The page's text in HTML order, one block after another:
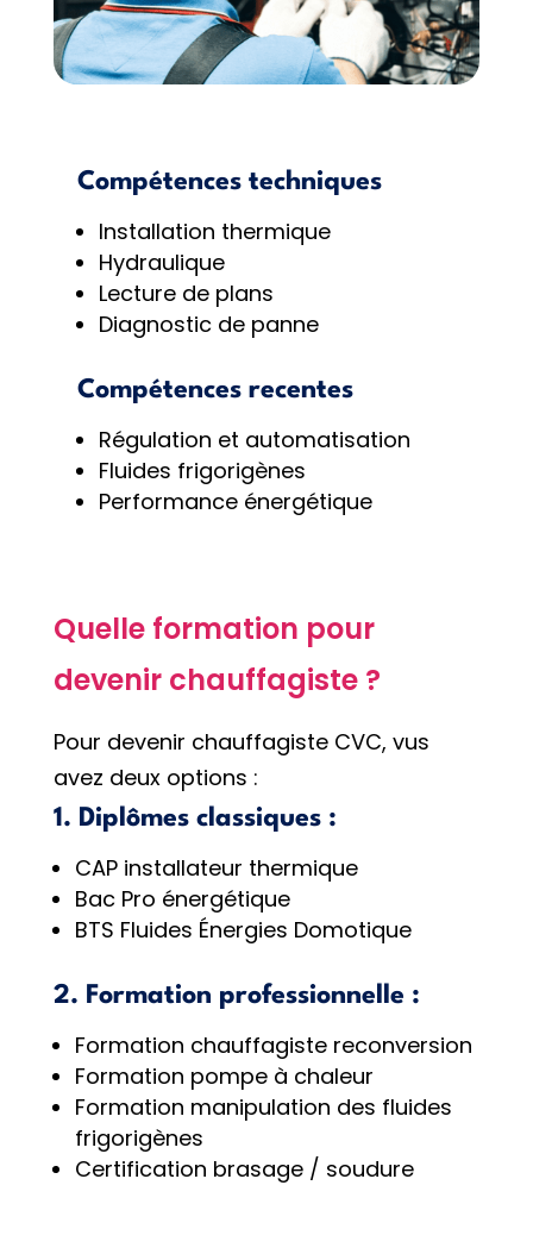
Compétences techniques
Installation thermique
Hydraulique
Lecture de plans
Diagnostic de panne
Compétences recentes
Régulation et automatisation
Fluides frigorigènes
Performance énergétique
Quelle formation pour
devenir chauffagiste ?
Pour devenir chauffagiste CVC, vus
avez deux options :
1. Diplômes classiques :
CAP installateur thermique
Bac Pro énergétique
BTS Fluides Énergies Domotique
2. Formation professionnelle :
Formation chauffagiste reconversion
Formation pompe à chaleur
Formation manipulation des fluides
frigorigènes
Certification brasage / soudure